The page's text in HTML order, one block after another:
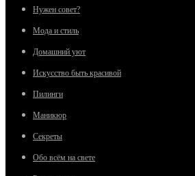
Нужен совет?
Мода и стиль
Домашний уют
Искусство быть красивой
Пилинги
Маникюр
Секреты
Обо всём на свете